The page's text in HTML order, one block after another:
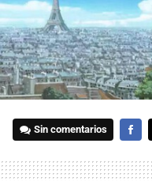
Sin comentarios